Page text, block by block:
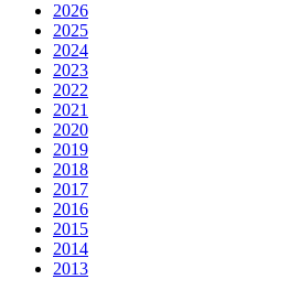
2026
2025
2024
2023
2022
2021
2020
2019
2018
2017
2016
2015
2014
2013